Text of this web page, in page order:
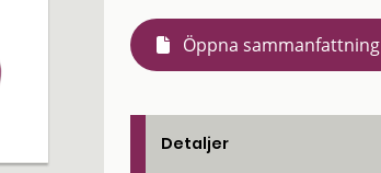
Öppna sammanfattning
Detaljer